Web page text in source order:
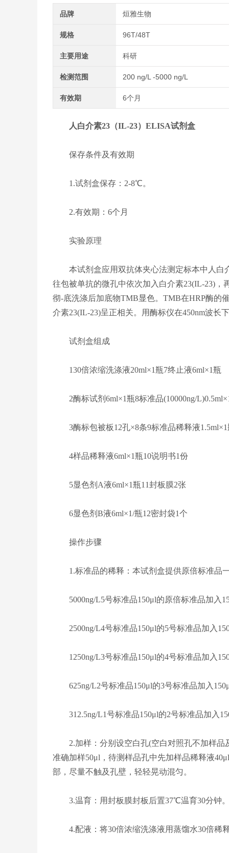
品牌 烜雅生物
规格 96T/48T
主要用途 科研
检测范围 200 ng/L -5000 ng/L
有效期 6个月
人白介素23（IL-23）ELISA试剂盒
保存条件及有效期
1.试剂盒保存：2-8℃。
2.有效期：6个月
实验原理
本试剂盒应用双抗体夹心法测定标本中人白介
往包被单抗的微孔中依次加入白介素23(IL-23)，
彻-底洗涤后加底物TMB显色。TMB在HRP酶的
介素23(IL-23)呈正相关。用酶标仪在450nm波长
试剂盒组成
130倍浓缩洗涤液20ml×1瓶7终止液6ml×1瓶
2酶标试剂6ml×1瓶8标准品(10000ng/
3酶标包被板12孔×8条9标准品稀释液1.5ml×1
4样品稀释液6ml×1瓶10说明书1份
5显色剂A液6ml×1瓶11封板膜2张
6显色剂B液6ml×1/瓶12密封袋1个
操作步骤
1.标准品的稀释：本试剂盒提供原倍标准品
5000ng/L5号标准品150μl的原倍标准品加入
2500ng/L4号标准品150μl的5号标准品加入
1250ng/L3号标准品150μl的4号标准品加入
625ng/L2号标准品150μl的3号标准品加入
312.5ng/L1号标准品150μl的2号标准品加入
2.加样：分别设空白孔(空白对照孔不加样品
准确加样50μl，待测样品孔中先加样品稀释液
部，尽量不触及孔壁，轻轻晃动混匀。
3.温育：用封板膜封板后置37℃温育30分钟
4.配液：将30倍浓缩洗涤液用蒸馏水30倍稀